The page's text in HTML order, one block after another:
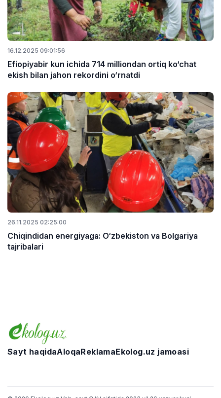
16.12.2025 09:01:56
Efiopiyabir kun ichida 714 milliondan ortiq ko‘chat
ekish bilan jahon rekordini o‘rnatdi
26.11.2025 02:25:00
Chiqindidan energiyaga: O‘zbekiston va Bolgariya
tajribalari
Sayt haqidaAloqaReklamaEkolog.uz jamoasi